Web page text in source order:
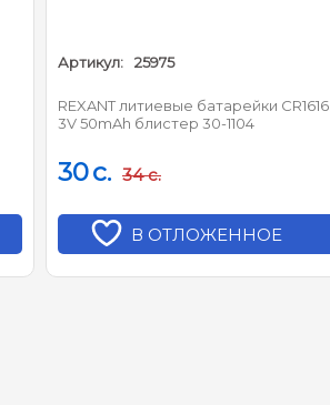
Артикул: 25975
REXANT литиевые батарейки CR1616
3V 50mAh блистер 30-1104
30c. 34 c.
В ОТЛОЖЕННОЕ